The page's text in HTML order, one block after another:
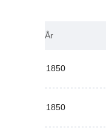
År
1850
1850